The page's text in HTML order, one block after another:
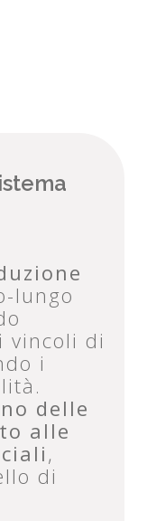
lungo
vincoli di
i
delle
alle
,
di